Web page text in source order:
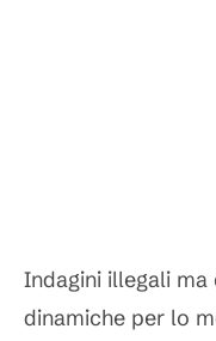
Indagini illegali ma
dinamiche per lo